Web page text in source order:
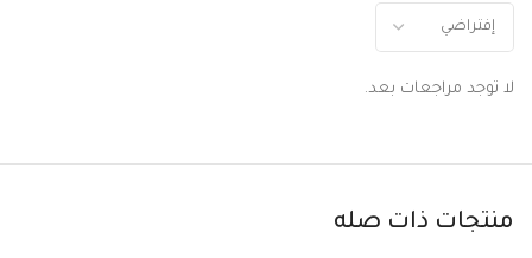
لا توجد مراجعات بعد.
منتجات ذات صله